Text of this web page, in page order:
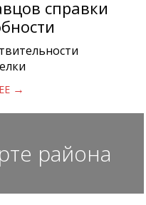
справки
→
района